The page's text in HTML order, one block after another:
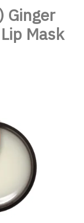
Ginger
Mask